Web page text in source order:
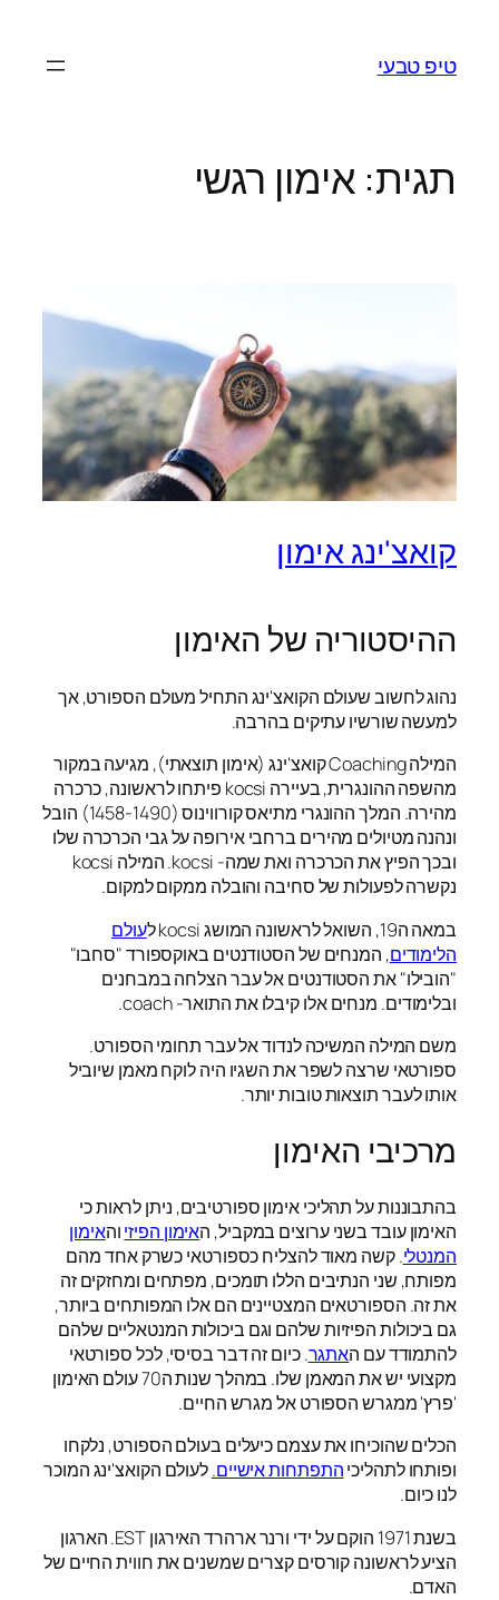
טיפ טבעי
תגית: אימון רגשי
קואצ'ינג אימון
ההיסטוריה של האימון
נהוג לחשוב שעולם הקואצ'ינג התחיל מעולם הספורט, אך
למעשה שורשיו עתיקים בהרבה.
המילה Coaching קואצ'ינג (אימון תוצאתי), מגיעה במקור
מהשפה ההונגרית, בעיירה kocsi פיתחו לראשונה, כרכרה
מהירה. המלך ההונגרי מתיאס קורווינוס (1458-1490) הובל
ונהנה מטיולים מהירים ברחבי אירופה על גבי הכרכרה שלו
ובכך הפיץ את הכרכרה ואת שמה- kocsi. המילה kocsi
נקשרה לפעולות של סחיבה והובלה ממקום למקום.
במאה ה19, השואל לראשונה המושג kocsi ל
עולם
הלימודים, המנחים של הסטודנטים באוקספורד "סחבו"
"הובילו" את הסטודנטים אל עבר הצלחה במבחנים
ובלימודים. מנחים אלו קיבלו את התואר- coach.
משם המילה המשיכה לנדוד אל עבר תחומי הספורט.
ספורטאי שרצה לשפר את השגיו היה לוקח מאמן שיוביל
אותו לעבר תוצאות טובות יותר.
מרכיבי האימון
בהתבוננות על תהליכי אימון ספורטיבים, ניתן לראות כי
האימון עובד בשני ערוצים במקביל, האימון הפיזיוהאימון
המנטלי. קשה מאוד להצליח כספורטאי כשרק אחד מהם
מפותח, שני הנתיבים הללו תומכים, מפתחים ומחזקים זה
את זה. הספורטאים המצטיינים הם אלו המפותחים ביותר,
גם ביכולות הפיזיות שלהם וגם ביכולות המנטאליים שלהם
להתמודד עם האתגר. כיום זה דבר בסיסי, לכל ספורטאי
מקצועי יש את המאמן שלו. במהלך שנות ה70 עולם האימון
'פרץ' ממגרש הספורט אל מגרש החיים.
הכלים שהוכיחו את עצמם כיעלים בעולם הספורט, נלקחו
ופותחו לתהליכיהתפתחות אישיים.לעולם הקואצ'ינג המוכר
לנו כיום.
בשנת 1971 הוקם על ידי ורנר ארהרד האירגון EST. הארגון
הציע לראשונה קורסים קצרים שמשנים את חווית החיים של
האדם.